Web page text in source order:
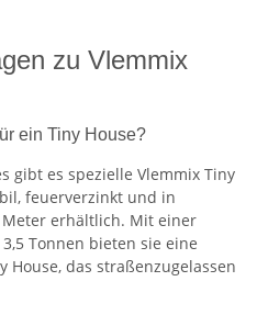
zu Vlemmix
ein Tiny House?
gibt es spezielle Vlemmix Tiny
feuerverzinkt und in
erhältlich. Mit einer
Tonnen bieten sie eine
das straßenzugelassen